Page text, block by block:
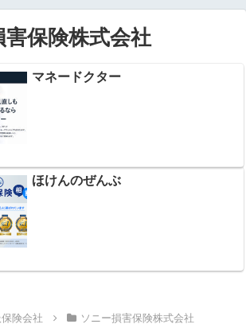
害保険株式会社
マネードクター
ほけんのぜんぶ
険会社 ソニー損害保険株式会社